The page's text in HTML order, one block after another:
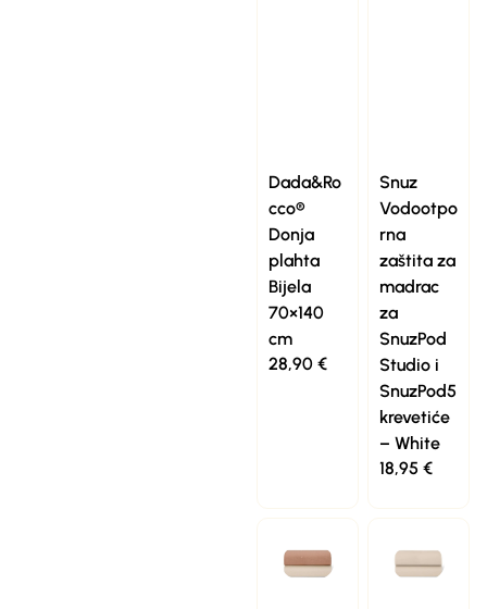
Dada&Ro
cco®
Donja
plahta
Bijela
70×140
cm
28,90 €
Snuz
Vodootpo
rna
zaštita za
madrac
za
SnuzPod
Studio i
SnuzPod5
krevetiće
– White
18,95 €